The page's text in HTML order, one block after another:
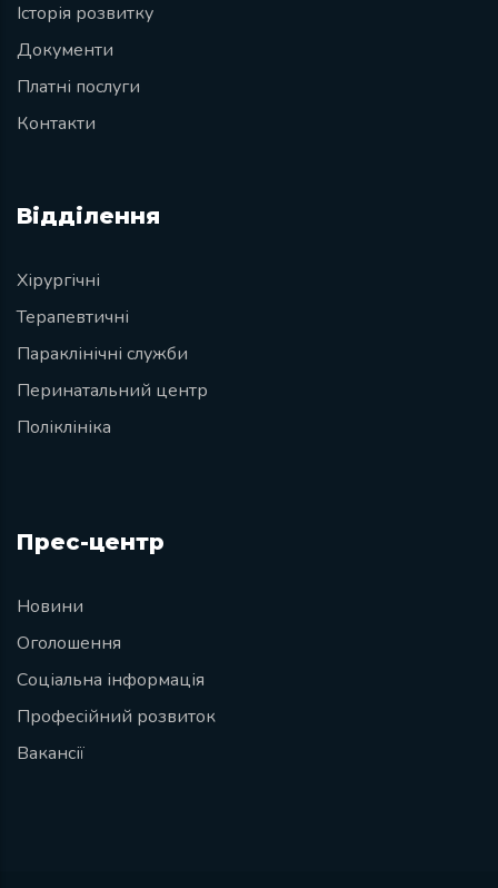
Історія розвитку
Документи
Платні послуги
Контакти
Відділення
Хірургічні
Терапевтичні
Параклінічні служби
Перинатальний центр
Поліклініка
Прес-центр
Новини
Оголошення
Соціальна інформація
Професійний розвиток
Вакансії